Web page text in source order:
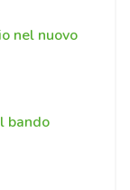
nel nuovo
bando